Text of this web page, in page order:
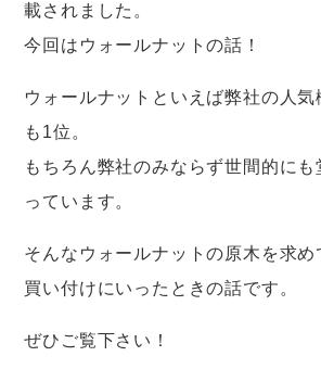
載されました。
今回はウォールナットの話！
ウォールナットといえば弊社の人
も1位。
もちろん弊社のみならず世間的に
っています。
そんなウォールナットの原木を求
買い付けにいったときの話です。
ぜひご覧下さい！